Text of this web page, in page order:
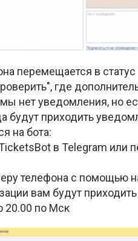
перемещается в
где
нет уведомления, но
будут приходить
на бота:
в Telegram или
телефона с помощью
вам будут
20.00 по Мск